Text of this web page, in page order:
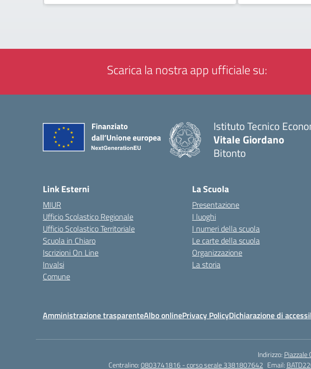
Scarica la nostra app ufficiale su:
Istituto Tecnico
Vitale Giordano
Bitonto
Link Esterni
MIUR
Ufficio Scolastico Regionale
Ufficio Scolastico Territoriale
Scuola in Chiaro
Iscrizioni On Line
Invalsi
Comune
La Scuola
Presentazione
I luoghi
I numeri della scuola
Le carte della scuola
Organizzazione
La storia
Amministrazione trasparenteAlbo onlinePrivacy PolicyDichiarazione di
Indirizzo: Piazzale
Centralino:0803741816 - corso serale 3381807642 Email: